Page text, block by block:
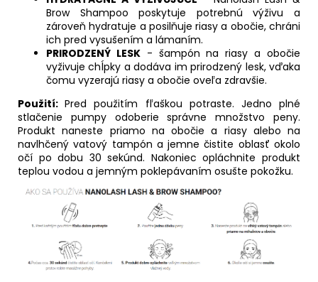
Brow Shampoo poskytuje potrebnú výživu a
zároveň hydratuje a posilňuje riasy a obočie, chráni
ich pred vysušením a lámaním.
PRIRODZENÝ LESK- šampón na riasy a obočie
vyživuje chĺpky a dodáva im prirodzený lesk, vďaka
čomu vyzerajú riasy a obočie oveľa zdravšie.
Použití:Pred použitím fľaškou potraste. Jedno plné
stlačenie pumpy odoberie správne množstvo peny.
Produkt naneste priamo na obočie a riasy alebo na
navlhčený vatový tampón a jemne čistite oblasť okolo
očí po dobu 30 sekúnd. Nakoniec opláchnite produkt
teplou vodou a jemným poklepávaním osušte pokožku.